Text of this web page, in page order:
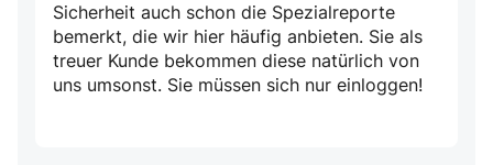
Sicherheit auch schon die Spezialreporte
bemerkt, die wir hier häufig anbieten. Sie als
treuer Kunde bekommen diese natürlich von
uns umsonst. Sie müssen sich nur einloggen!